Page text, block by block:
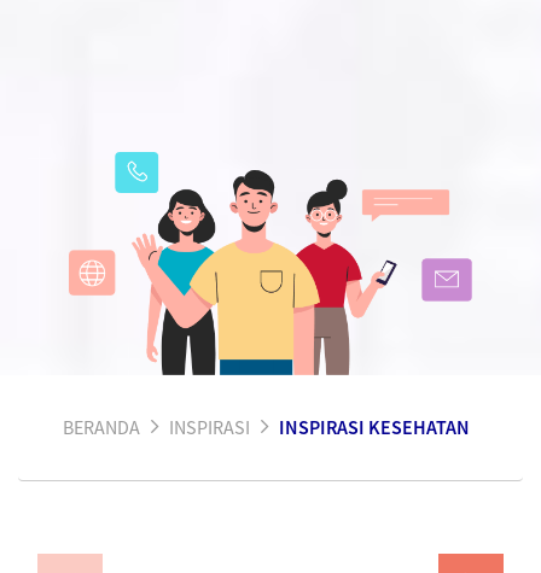
BERANDA INSPIRASI INSPIRASI KESEHATAN